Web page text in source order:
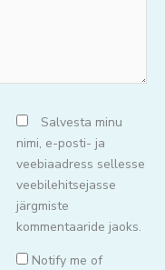
Salvesta minu
nimi, e-posti- ja
veebiaadress sellesse
veebilehitsejasse
järgmiste
kommentaaride jaoks.
Notify me of